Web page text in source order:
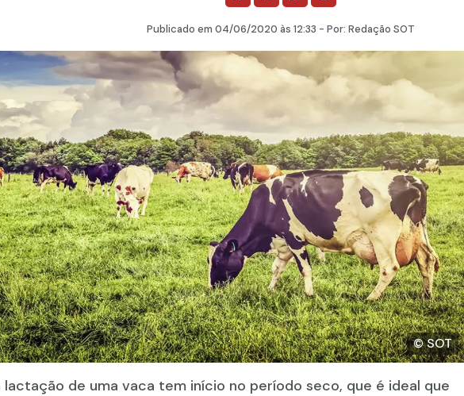
Publicado em 04/06/2020 às 12:33 - Por: Redação SOT
© SOT
lactação de uma vaca tem início no período seco, que é ideal que